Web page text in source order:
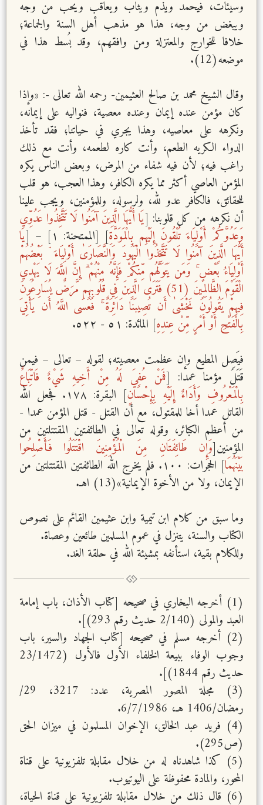
وسيئات، فيحمد ويذم ويثاب ويعاقب ويحب من وجه
ويبغض من وجه، هذا هو مذهب أهل السنة والجماعة؛
خلافا للخوارج والمعتزلة ومن وافقهم، وقد بُسط هذا في
موضعه(12).
وقال الشيخ محمد بن صالح العثيمين- رحمه الله تعالى -: «وإذا
كان مؤمن عنده إيمان وعنده معصية، فنواليه على إيمانه،
ونكرهه على معاصيه، وهذا يجري في حياتنا؛ فقد تأخذ
الدواء الكريه الطعم، وأنت كاره لطعمه، وأنت مع ذلك
راغب فيه؛ لأن فيه شفاء من المرض، وبعض الناس يكره
المؤمن العاصي أكثر مما يكره الكافر، وهذا العجب، هو قلب
للحقائق، فالكافر عدو لله، ولرسوله، وللمؤمنين، ويجب علينا
أن نكرهه من كل قلوبنا: [يَا أَيُّهَا الَّذِينَ آمَنُوا لَا تَتَّخِذُوا عَدُوِّي
وَعَدُوَّكُمْ أَوْلِيَاءَ تُلْقُونَ إِلَيْهِم بِالْمَوَدَّةِ] [الممتحنة: ١] – [
يَا
أَيُّهَا الَّذِينَ آمَنُوا لَا تَتَّخِذُوا الْيَهُودَ وَالنَّصَارَىٰ أَوْلِيَاءَ ۘ بَعْضُهُمْ
أَوْلِيَاءُ بَعْضٍ ۚ وَمَن يَتَوَلَّهُم مِّنكُمْ فَإِنَّهُ مِنْهُمْ ۗ إِنَّ اللَّهَ لَا يَهْدِي
الْقَوْمَ الظَّالِمِينَ (51) فَتَرَى الَّذِينَ فِي قُلُوبِهِم مَّرَضٌ يُسَارِعُونَ
فِيهِمْ يَقُولُونَ نَخْشَىٰ أَن تُصِيبَنَا دَائِرَةٌ ۚ فَعَسَى اللَّهُ أَن يَأْتِيَ
بِالْفَتْحِ أَوْ أَمْرٍ مِّنْ عِندِهِ] المائدة: ٥١ - ٥٢٢.
فيَصِل المطيع وإن عظمت معصيته؛ لقوله – تعالى – فيمن
قَتَلَ مؤمنا عمدا: [فمَنْ عُفِيَ لَهُ مِنْ أَخِيهِ شَيْءٌ فَاتِّبَاعٌ
بِالْمَعْرُوفِ وَأَدَاءٌ إِلَيْهِ بِإِحْسَانٍ
] البقرة: ١٧٨. فجعل الله
القاتل عمدا أخا للمقتول، مع أن القتل - قتل المؤمن عمدا -
من أعظم الكبائر، وقوله تعالى في الطائفتين المقتتلتين من
المؤمنين[وَإِن طَائِفَتَانِ مِنَ الْمُؤْمِنِينَ اقْتَتَلُوا فَأَصْلِحُوا
بَيْنَهُمَا
] الحجرات: ١٠٠. فلم يخرج الله الطائفتين المقتتلتين من
الإيمان، ولا من الأخوة الإيمانية»(13) اهـ.
وما سبق من كلام ابن تيمية وابن عثيمين القائم على نصوص
الكتاب والسنة، يتنزل في عموم المسلمين طائعين وعصاة.
وللكلام بقية، استأنفه بمشيئة الله في حلقة الغد.
(1) أخرجه البخاري في صحيحه [كتاب الأذان، باب إمامة
العبد والمولى (2/140 حديث رقم 293)].
(2) أخرجه مسلم في صحيحه [كتاب الجهاد والسير، باب
وجوب الوفاء ببيعة الخلفاء الأول فالأول (23/1472
حديث رقم 1844)].
(3) مجلة المصور المصرية، عدد: 3217، 29/
رمضان/1406 هـ، 6/7/1986.
(4) فريد عبد الخالق، الإخوان المسلمون في ميزان الحق
(ص295).
(5) كذا شاهدناه له من خلال مقابلة تلفزيونية على قناة
المحور، والمادة محفوظة على اليوتيوب.
(6) قال ذلك من خلال مقابلة تلفزيونية على قناة الحياة،